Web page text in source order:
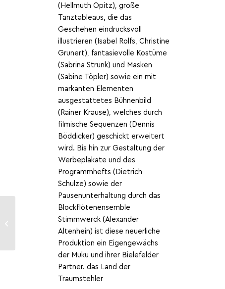
(Hellmuth Opitz), große
Tanztableaus, die das
Geschehen eindrucksvoll
illustrieren (Isabel Rolfs, Christine
Grunert), fantasievolle Kostüme
(Sabrina Strunk) und Masken
(Sabine Töpler) sowie ein mit
markanten Elementen
ausgestattetes Bühnenbild
(Rainer Krause), welches durch
filmische Sequenzen (Dennis
Böddicker) geschickt erweitert
wird. Bis hin zur Gestaltung der
Werbeplakate und des
Programmhefts (Dietrich
Schulze) sowie der
Pausenunterhaltung durch das
Blockflötenensemble
Stimmwerck (Alexander
Altenhein) ist diese neuerliche
Produktion ein Eigengewächs
der Muku und ihrer Bielefelder
Partner. das Land der
Traumstehler
Vorstudium Kunst